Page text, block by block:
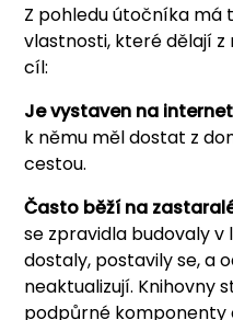
Z pohledu útočníka má
vlastnosti, které dělají
cíl:
Je vystaven na
k němu měl dostat z
cestou.
Často běží na
se zpravidla budovaly v
dostaly, postavily se, a
neaktualizují. Knihovny
podpůrné komponenty